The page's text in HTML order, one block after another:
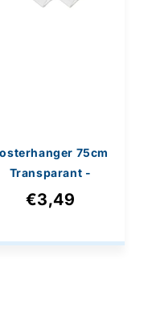
75cm
Transparant -
Posterstrips met
Ophanggat
€3,49